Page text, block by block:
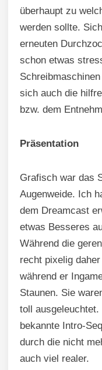
überhaupt zu
werden sollte.
erneuten
schon etwas
sich auch die
bzw. dem
Präsentation
Grafisch war das
Augenweide. Ich
dem Dreamcast
etwas Besseres
Während die
recht pixelig
während er
Staunen. Sie
toll
bekannte Intro-
durch die nicht
auch viel realer.